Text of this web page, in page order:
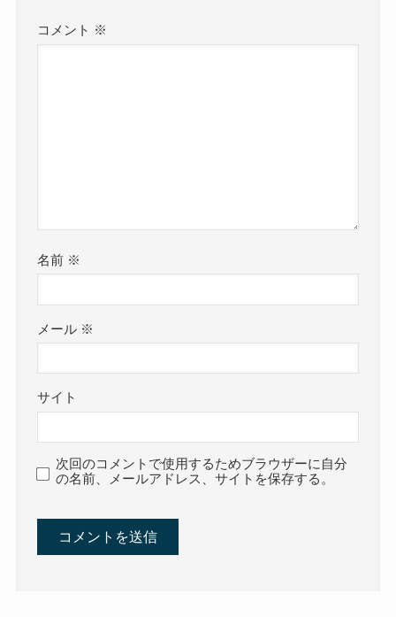
コメント ※
名前 ※
メール ※
サイト
次回のコメントで使用するためブラウザーに自分
の名前、メールアドレス、サイトを保存する。